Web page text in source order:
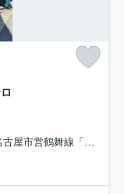
屋市営鶴舞線「塩釜口」駅 徒歩24分